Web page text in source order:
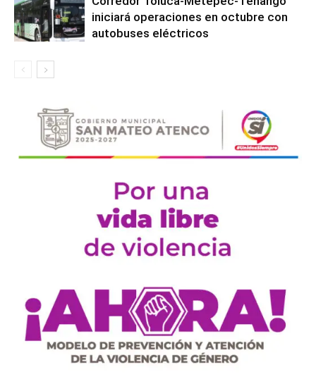
iniciará operaciones en octubre con
autobuses eléctricos